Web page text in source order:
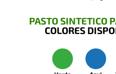
PASTO SINTETICO
COLORES